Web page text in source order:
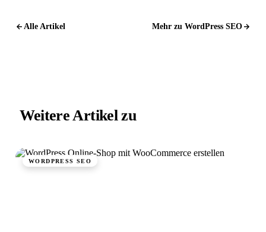
Alle Artikel Mehr zu WordPress SEO
Weitere Artikel zu
WORDPRESS SEO